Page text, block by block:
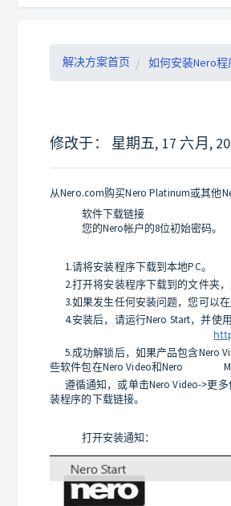
解决方案首页 如何安装Nero程
修改于： 星期五, 17 六月,
从Nero.com购买Nero Platinum或其他
软件下载链接
您的Nero帐户的8位初始密码。
1.请将安装程序下载到本地PC。
2.打开将安装程序下载到的文件夹，
3.如果发生任何安装问题，您可以在
4.安装后，请运行Nero Start，并
5.成功解锁后，如果产品包含Nero
些软件包在Nero Video和Nero
遵循通知，或单击Nero Video->更
装程序的下载链接。
打开安装通知：